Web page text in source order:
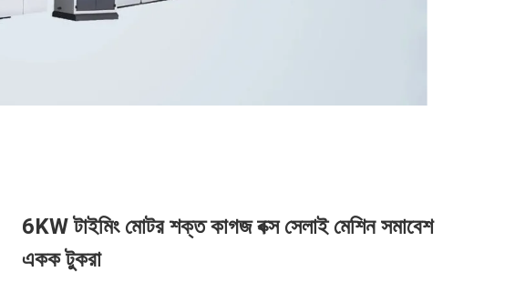
6KW টাইমিং মোটর শক্ত কাগজ বক্স সেলাই মেশিন সমাবেশ
একক টুকরা